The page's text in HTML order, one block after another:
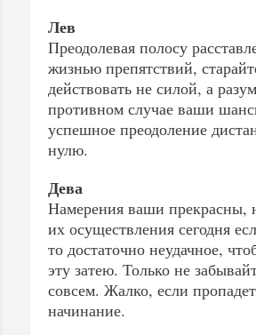
Лев
Преодолевая полосу
жизнью препятствий,
действовать не силой, а
противном случае ваши
успешное преодоление
нулю.
Дева
Намерения ваши прекрасны,
их осуществления сегодня
то достаточно неудачное,
эту затею. Только не
совсем. Жалко, если
начинание.